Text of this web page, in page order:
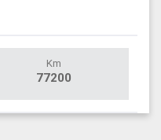
Km
77200